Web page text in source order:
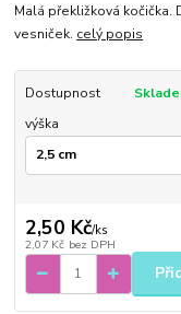
Malá překližková kočička.
vesniček. celý popis
Dostupnost
výška
2,50 Kč/ks
2,07 Kč bez DPH